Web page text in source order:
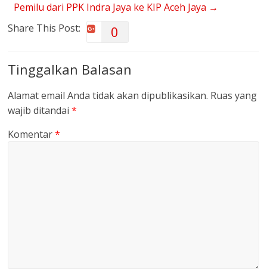
Pemilu dari PPK Indra Jaya ke KIP Aceh Jaya →
Share This Post:
0
Tinggalkan Balasan
Alamat email Anda tidak akan dipublikasikan. Ruas yang
wajib ditandai*
Komentar*